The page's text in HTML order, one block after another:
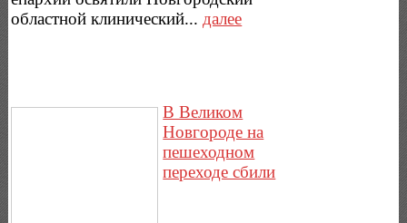
областной клинический... далее
В Великом
Новгороде на
пешеходном
переходе сбили